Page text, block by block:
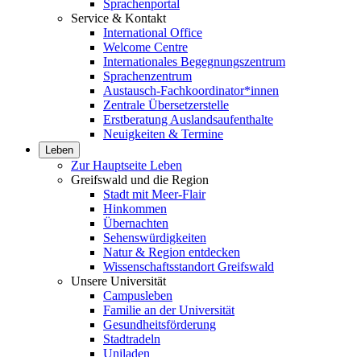
Sprachenportal
Service & Kontakt
International Office
Welcome Centre
Internationales Begegnungszentrum
Sprachenzentrum
Austausch-Fachkoordinator*innen
Zentrale Übersetzerstelle
Erstberatung Auslandsaufenthalte
Neuigkeiten & Termine
Leben
Zur Hauptseite Leben
Greifswald und die Region
Stadt mit Meer-Flair
Hinkommen
Übernachten
Sehenswürdigkeiten
Natur & Region entdecken
Wissenschaftsstandort Greifswald
Unsere Universität
Campusleben
Familie an der Universität
Gesundheitsförderung
Stadtradeln
Uniladen